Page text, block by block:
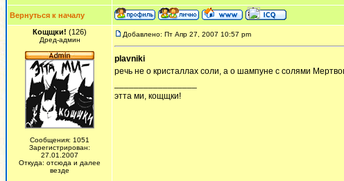
Вернуться к началу
Кощщки! (126)
Дред-админ
Сообщения: 1051
Зарегистрирован:
27.01.2007
Откуда: отсюда и далее
везде
Добавлено: Пт Апр 27, 2007 10:57 pm
plavniki
речь не о кристаллах соли, а о шампуне с солями
этта ми, кощщки!